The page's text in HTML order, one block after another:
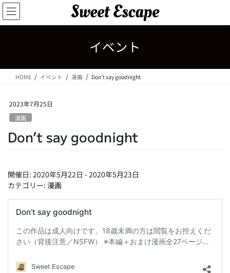
コ
ン
テ
ス
ナ
ビ
ゲ
ン
イベント
HOME イベント 漫画 Don’t say goodnight
2023年7月25日
漫画
Don’t say goodnight
開催日: 2020年5月22日 - 2020年5月23日
カテゴリー: 漫画